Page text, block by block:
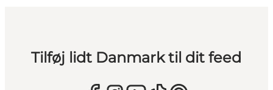
Tilføj lidt Danmark til dit feed